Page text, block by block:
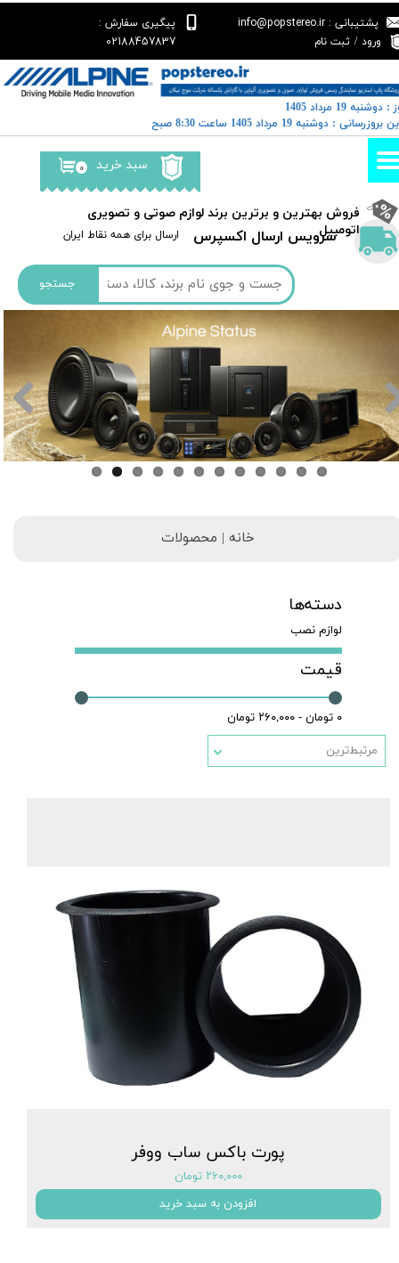
جستجو
سرویس ارسال اکسپرس ​​ارسال برای همه نقاط ایران
پشتیبانی : info@popstereo.ir
پیگیری سفارش :
02188457837
ورود / ثبت نام
حساب کاربری من
تغییر گذر واژه
سفارشات
خروج از حساب کاربری
۰ سبد خرید
​فروش بهترین و برترین برند لوازم صوتی و تصویری
اتومبیل​​​​​​​
19 مرداد 1405
: دوشنبه 19 مرداد 1405 ساعت 8:30 صبح
خانه | محصولات
دسته‌ها
لوازم نصب
قیمت
۰ تومان - ۲۶۰,۰۰۰ تومان
مرتبط‌ترین
پورت باکس ساب ووفر
۲۶۰,۰۰۰ تومان
افزودن به سبد خرید